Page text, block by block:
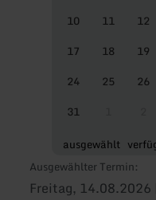
10
11 12
17
18 19
24
25 26
31
ausgewählt
Ausgewählter Termin:
Freitag, 14.08.2026